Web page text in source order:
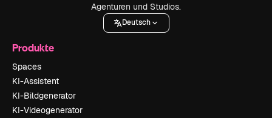
Agenturen und Studios.
Deutsch
Produkte
Spaces
KI-Assistent
KI-Bildgenerator
KI-Videogenerator